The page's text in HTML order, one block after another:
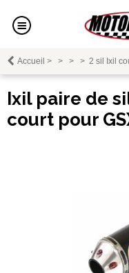
Accueil > > > > 2 sil Ixil
Ixil paire de
court pour